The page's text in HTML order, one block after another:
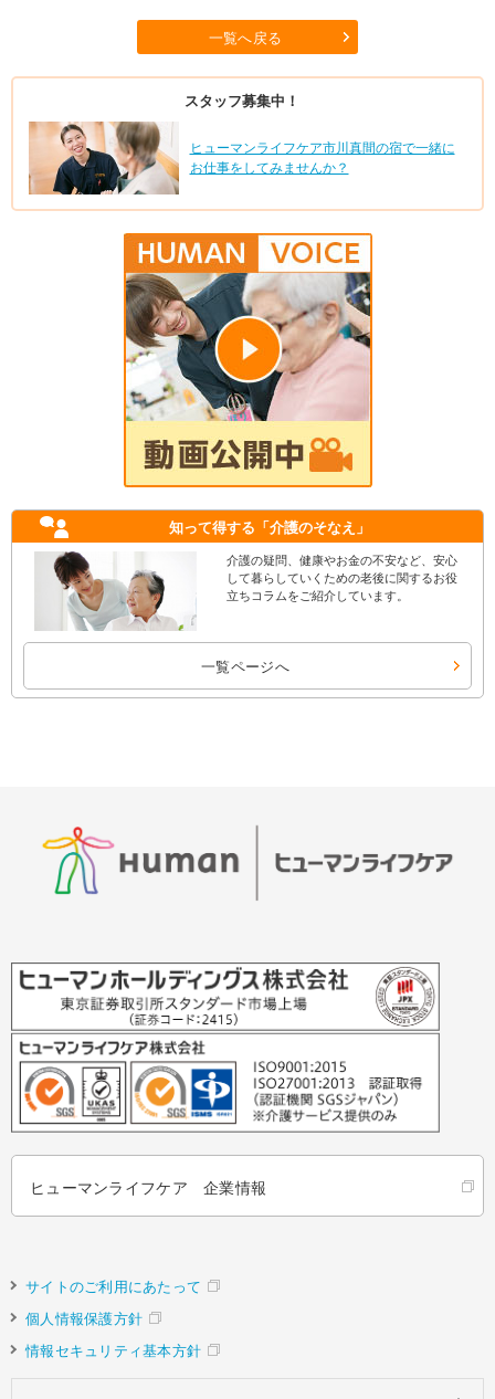
一覧へ戻る
スタッフ募集中！
ヒューマンライフケア市川真間の宿で一緒に
お仕事をしてみませんか？
知って得する 「介護のそなえ」
介護の疑問、健康やお金の不安など、安心
して暮らしていくための老後に関するお役
立ちコラムをご紹介しています。
一覧ページへ
ヒューマンライフケア 企業情報
サイトのご利用にあたって
個人情報保護方針
情報セキュリティ基本方針